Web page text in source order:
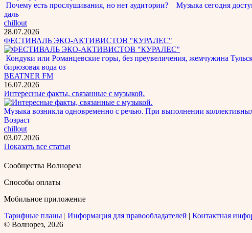
Почему есть прослушивания, но нет аудитории? Музыка сегодня
даль
chillout
28.07.2026
ФЕСТИВАЛЬ ЭКО-АКТИВИСТОВ "КУРАЛЕС"
Кондуки или Романцевские горы, без преувеличения, жемчужина
бирюзовая вода оз
BEATNER FM
16.07.2026
Интересные факты, связанные с музыкой.
Музыка возникла одновременно с речью. При выполнении
Возраст
chillout
03.07.2026
Показать все статьи
Сообщества Волнореза
Способы оплаты
Мобильное приложение
Тарифные планы | Информация для правообладателей | Контактная
© Волнорез, 2026